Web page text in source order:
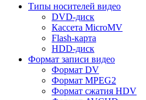
Типы носителей видео
DVD-диск
Кассета MicroMV
Flash-карта
HDD-диск
Формат записи видео
Формат DV
Формат MPEG2
Формат сжатия HDV